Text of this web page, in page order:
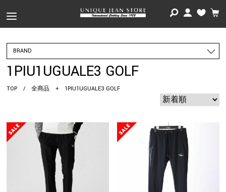
BRAND
1PIU1UGUALE3 GOLF
TOP / 全商品 + 1PIU1UGUALE3 GOLF